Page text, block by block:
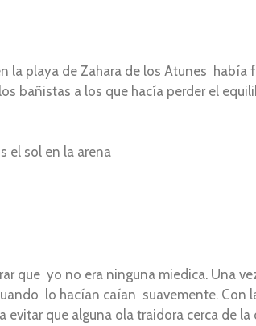
la playa de Zahara de los Atunes había
bañistas a los que hacía perder el
el sol en la arena
que yo no era ninguna miedica. Una
lo hacían caían suavemente. Con
que alguna ola traidora cerca de